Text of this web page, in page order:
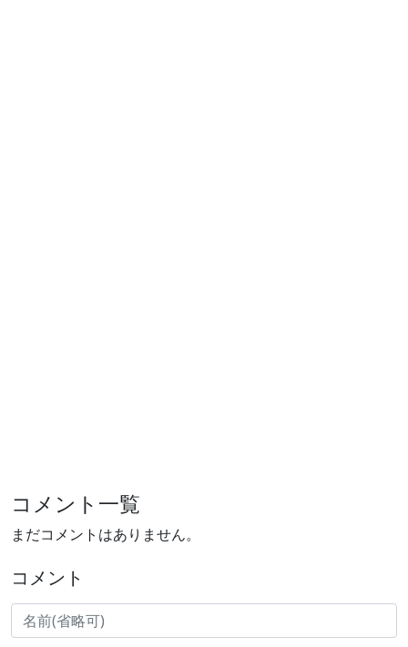
コメント一覧
まだコメントはありません。
コメント